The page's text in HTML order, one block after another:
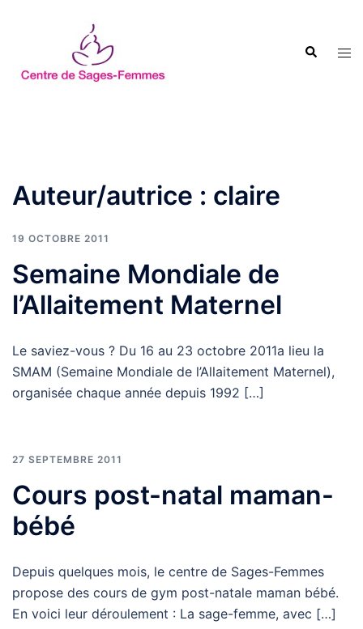
Auteur/autrice : claire
19 OCTOBRE 2011
Semaine Mondiale de
l’Allaitement Maternel
Le saviez-vous ? Du 16 au 23 octobre 2011a lieu la
SMAM (Semaine Mondiale de l’Allaitement Maternel),
organisée chaque année depuis 1992 […]
27 SEPTEMBRE 2011
Cours post-natal maman-
bébé
Depuis quelques mois, le centre de Sages-Femmes
propose des cours de gym post-natale maman bébé.
En voici leur déroulement : La sage-femme, avec […]